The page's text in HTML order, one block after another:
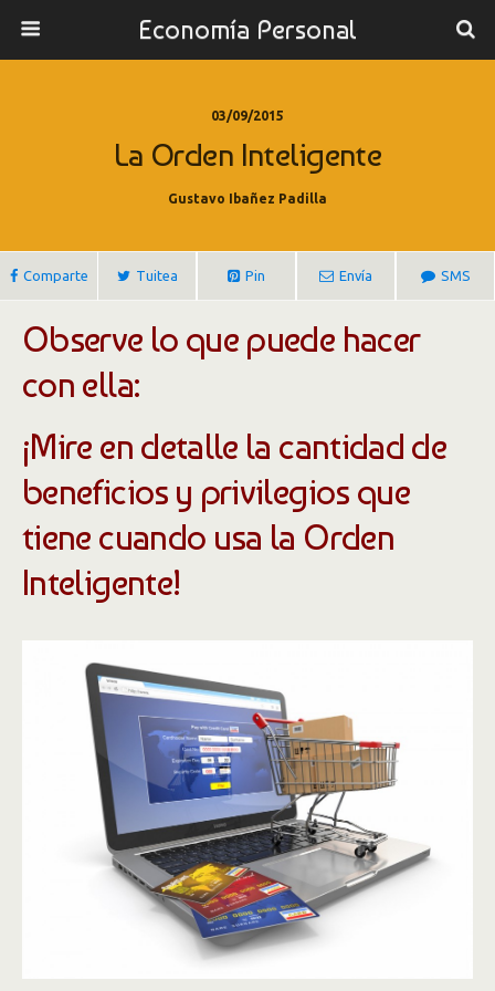
Economía Personal
03/09/2015
La Orden Inteligente
Gustavo Ibañez Padilla
Comparte Tuitea Pin Envía SMS
Observe lo que puede hacer
con ella:
¡Mire en detalle la cantidad de
beneficios y privilegios que
tiene cuando usa la Orden
Inteligente!